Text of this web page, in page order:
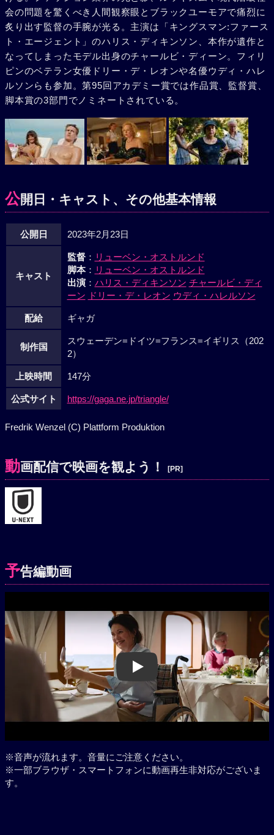
会の問題を驚くべき人間観察眼とブラックユーモアで痛烈に
炙り出す監督の手腕が光る。主演は「キングスマン:ファース
ト・エージェント」のハリス・ディキンソン、本作が遺作と
なってしまったモデル出身のチャールビ・ディーン。フィリ
ピンのベテラン女優ドリー・デ・レオンや名優ウディ・ハレ
ルソンらも参加。第95回アカデミー賞では作品賞、監督賞、
脚本賞の3部門でノミネートされている。
公開日・キャスト、その他基本情報
公開日 2023年2月23日
キャスト
監督： リューベン・オストルンド
脚本： リューベン・オストルンド
出演： ハリス・ディキンソン チャールビ・ディ
ーン ドリー・デ・レオン ウディ・ハレルソン
配給 ギャガ
制作国
スウェーデン=ドイツ=フランス=イギリス（202
2）
上映時間 147分
公式サイト https://gaga.ne.jp/triangle/
Fredrik Wenzel (C) Plattform Produktion
動画配信で映画を観よう！ [PR]
予告編動画
Play
※音声が流れます。音量にご注意ください。
※一部ブラウザ・スマートフォンに動画再生非対応がございま
す。